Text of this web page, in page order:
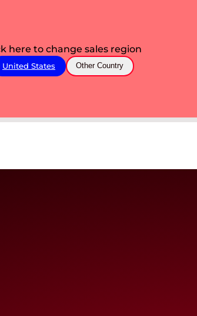
here to change sales region
United States Other Country